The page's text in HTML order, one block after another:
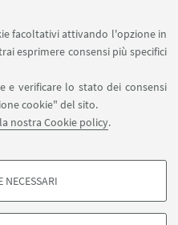
facoltativi attivando l'opzione in
esprimere consensi più specifici
e verificare lo stato dei consensi
cookie" del sito.
nostra Cookie policy.
NECESSARI